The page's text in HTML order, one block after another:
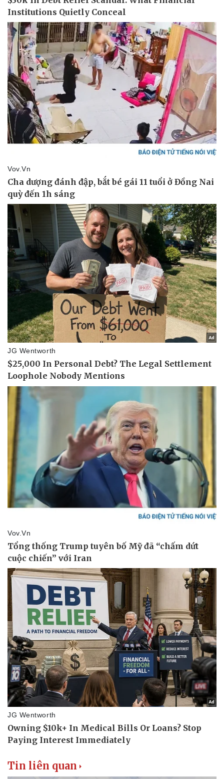
Pháp luật
Tin nóng
Tư vấn luật
Quân sự - Quốc phòng
Việt Nam
Phân tích
Tin liên quan